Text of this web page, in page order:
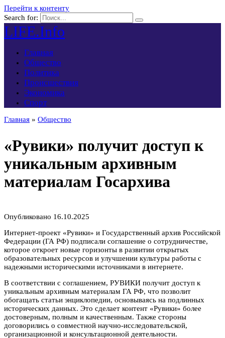
Перейти к контенту
Search for:
LIFE.Info
Главная
Общество
Политика
Происшествия
Экономика
Спорт
Главная » Общество
«Рувики» получит доступ к
уникальным архивным
материалам Госархива
Опубликовано 16.10.2025
Интернет-проект «Рувики» и Государственный архив Российской
Федерации (ГА РФ) подписали соглашение о сотрудничестве,
которое откроет новые горизонты в развитии открытых
образовательных ресурсов и улучшении культуры работы с
надежными историческими источниками в интернете.
В соответствии с соглашением, РУВИКИ получит доступ к
уникальным архивным материалам ГА РФ, что позволит
обогащать статьи энциклопедии, основываясь на подлинных
исторических данных. Это сделает контент «Рувики» более
достоверным, полным и качественным. Также стороны
договорились о совместной научно-исследовательской,
организационной и консультационной деятельности.